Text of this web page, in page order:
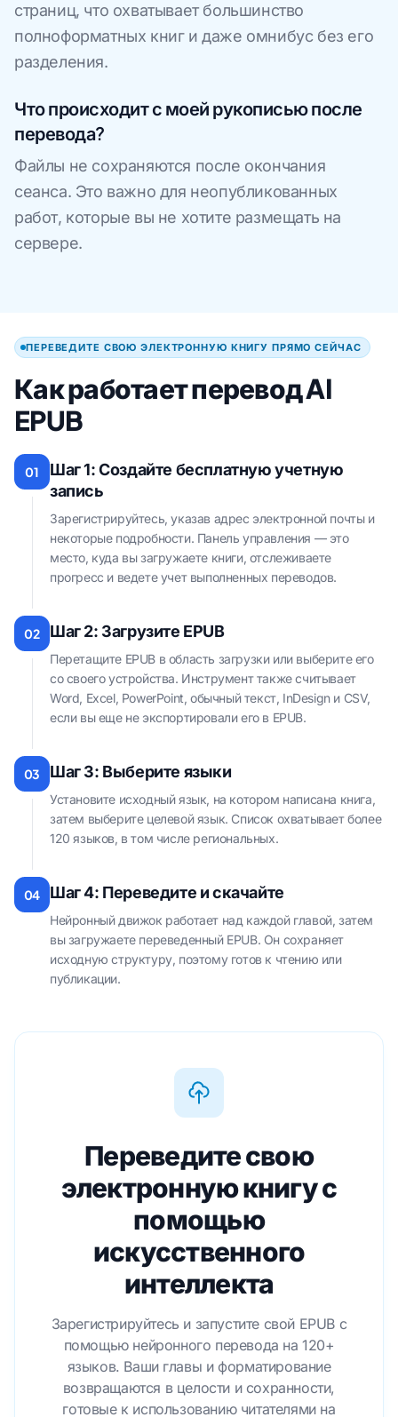
страниц, что охватывает большинство
полноформатных книг и даже омнибус без его
разделения.
Что происходит с моей рукописью после
перевода?
Файлы не сохраняются после окончания
сеанса. Это важно для неопубликованных
работ, которые вы не хотите размещать на
сервере.
ПЕРЕВЕДИТЕ СВОЮ ЭЛЕКТРОННУЮ КНИГУ ПРЯМО СЕЙЧАС
Как работает перевод AI
EPUB
01
Шаг 1: Создайте бесплатную учетную
запись
Зарегистрируйтесь, указав адрес электронной почты и
некоторые подробности. Панель управления — это
место, куда вы загружаете книги, отслеживаете
прогресс и ведете учет выполненных переводов.
02 Шаг 2: Загрузите EPUB
Перетащите EPUB в область загрузки или выберите его
со своего устройства. Инструмент также считывает
Word, Excel, PowerPoint, обычный текст, InDesign и CSV,
если вы еще не экспортировали его в EPUB.
03 Шаг 3: Выберите языки
Установите исходный язык, на котором написана книга,
затем выберите целевой язык. Список охватывает более
120 языков, в том числе региональных.
04 Шаг 4: Переведите и скачайте
Нейронный движок работает над каждой главой, затем
вы загружаете переведенный EPUB. Он сохраняет
исходную структуру, поэтому готов к чтению или
публикации.
Переведите свою
электронную книгу с
помощью
искусственного
интеллекта
Зарегистрируйтесь и запустите свой EPUB с
помощью нейронного перевода на 120+
языков. Ваши главы и форматирование
возвращаются в целости и сохранности,
готовые к использованию читателями на